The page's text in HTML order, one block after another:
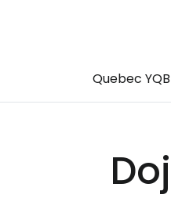
Quebec YQB